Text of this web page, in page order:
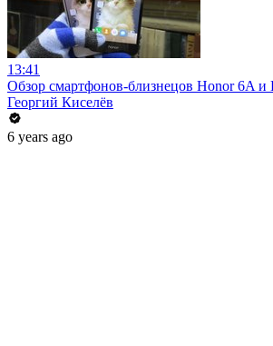
13:41
Обзор смартфонов-близнецов Honor 6A и
Георгий Киселёв
6 years ago